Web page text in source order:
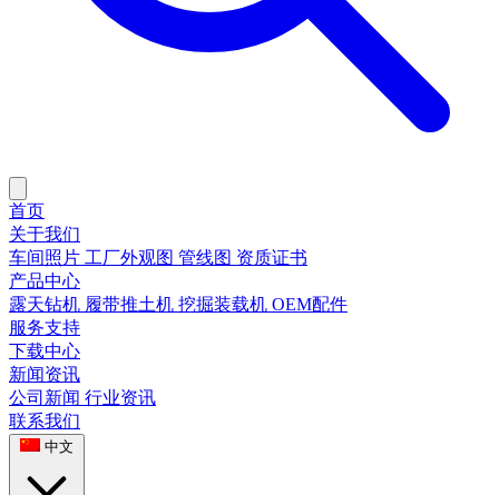
首页
关于我们
车间照片 工厂外观图 管线图 资质证书
产品中心
露天钻机 履带推土机 挖掘装载机 OEM配件
服务支持
下载中心
新闻资讯
公司新闻 行业资讯
联系我们
中文